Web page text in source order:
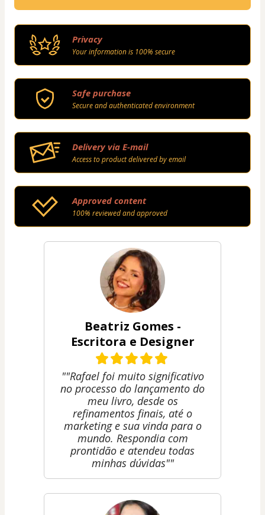
Privacy
Your information is 100% secure
Safe purchase
Secure and authenticated environment
Delivery via E-mail
Access to product delivered by email
Approved content
100% reviewed and approved
Beatriz Gomes -
Escritora e Designer
""Rafael foi muito significativo
no processo do lançamento do
meu livro, desde os
refinamentos finais, até o
marketing e sua vinda para o
mundo. Respondia com
prontidão e atendeu todas
minhas dúvidas""